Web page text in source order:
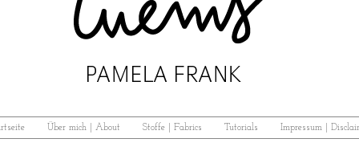
Über mich | About Stoffe | Fabrics Tutorials Impressum |